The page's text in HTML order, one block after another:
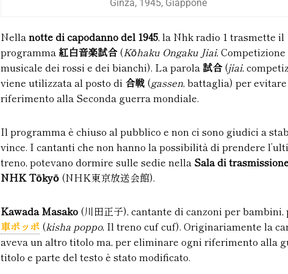
Ginza, 1945, Giappone
Nellanotte di capodanno del 1945, la Nhk radio 1 trasmette il
programma 紅白音楽試合(Kōhaku Ongaku Jiai, Competizione
musicale dei rossi e dei bianchi). La parola 試合(jiai,
viene utilizzata al posto di 合戦(gassen, battaglia) per
riferimento alla Seconda guerra mondiale.
Il programma è chiuso al pubblico e non ci sono giudici a
vince. I cantanti che non hanno la possibilità di prendere
treno, potevano dormire sulle sedie nella Sala di
NHK Tōkyō(NHK東京放送会館).
Kawada Masako(川田正子), cantante di canzoni per bambini,
車ポッポ (kisha poppo, Il treno cuf cuf). Originariamente la
aveva un altro titolo ma, per eliminare ogni riferimento alla
titolo e parte del testo è stato modificato.